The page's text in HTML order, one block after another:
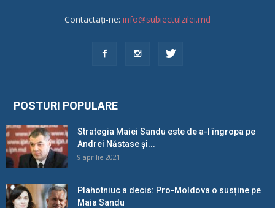
Contactați-ne: info@subiectulzilei.md
POSTURI POPULARE
Strategia Maiei Sandu este de a-l îngropa pe
Andrei Năstase și...
9 aprilie 2021
Plahotniuc a decis: Pro-Moldova o susține pe
Maia Sandu